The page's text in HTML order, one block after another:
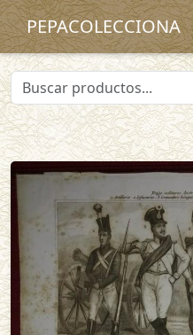
PEPACOLECCIONA